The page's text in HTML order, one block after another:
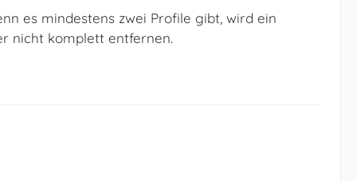
es mindestens zwei Profile gibt, wird ein
nicht komplett entfernen.